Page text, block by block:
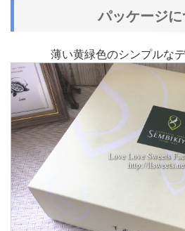
パッケージ
薄い黄緑色のシンプルな